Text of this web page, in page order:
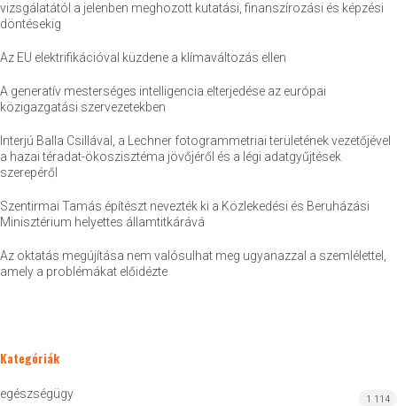
vizsgálatától a jelenben meghozott kutatási, finanszírozási és képzési
döntésekig
Az EU elektrifikációval küzdene a klímaváltozás ellen
A generatív mesterséges intelligencia elterjedése az európai
közigazgatási szervezetekben
Interjú Balla Csillával, a Lechner fotogrammetriai területének vezetőjével
a hazai téradat-ökoszisztéma jövőjéről és a légi adatgyűjtések
szerepéről
Szentirmai Tamás építészt nevezték ki a Közlekedési és Beruházási
Minisztérium helyettes államtitkárává
Az oktatás megújítása nem valósulhat meg ugyanazzal a szemlélettel,
amely a problémákat előidézte
Kategóriák
egészségügy 1 114